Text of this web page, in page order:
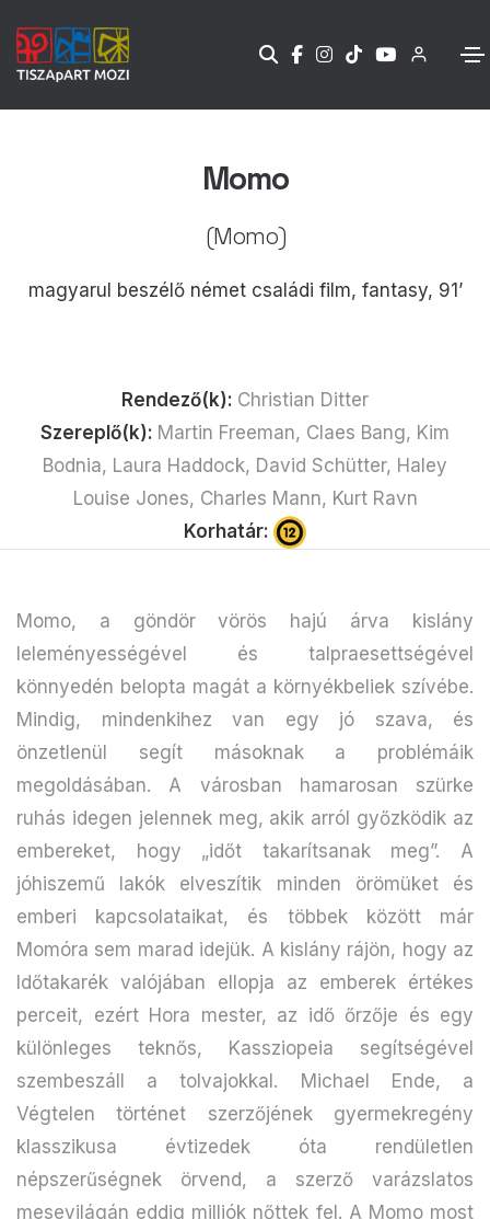
Momo
(Momo)
magyarul beszélő német családi film, fantasy, 91’
Rendező(k): Christian Ditter
Szereplő(k): Martin Freeman, Claes Bang, Kim
Bodnia, Laura Haddock, David Schütter, Haley
Louise Jones, Charles Mann, Kurt Ravn
Korhatár:
Momo, a göndör vörös hajú árva kislány
leleményességével és talpraesettségével
könnyedén belopta magát a környékbeliek szívébe.
Mindig, mindenkihez van egy jó szava, és
önzetlenül segít másoknak a problémáik
megoldásában. A városban hamarosan szürke
ruhás idegen jelennek meg, akik arról győzködik az
embereket, hogy „időt takarítsanak meg”. A
jóhiszemű lakók elveszítik minden örömüket és
emberi kapcsolataikat, és többek között már
Momóra sem marad idejük. A kislány rájön, hogy az
Időtakarék valójában ellopja az emberek értékes
perceit, ezért Hora mester, az idő őrzője és egy
különleges teknős, Kassziopeia segítségével
szembeszáll a tolvajokkal. Michael Ende, a
Végtelen történet szerzőjének gyermekregény
klasszikusa évtizedek óta rendületlen
népszerűségnek örvend, a szerző varázslatos
mesevilágán eddig milliók nőttek fel. A Momo most